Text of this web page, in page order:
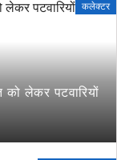
कलेक्टर
लेकर पटवारियों